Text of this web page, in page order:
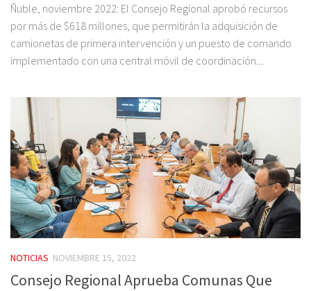
Ñuble, noviembre 2022: El Consejo Regional aprobó recursos
por más de $618 millones, que permitirán la adquisición de
camionetas de primera intervención y un puesto de comando
implementado con una central móvil de coordinación....
NOTICIAS NOVIEMBRE 15, 2022
Consejo Regional Aprueba Comunas Que